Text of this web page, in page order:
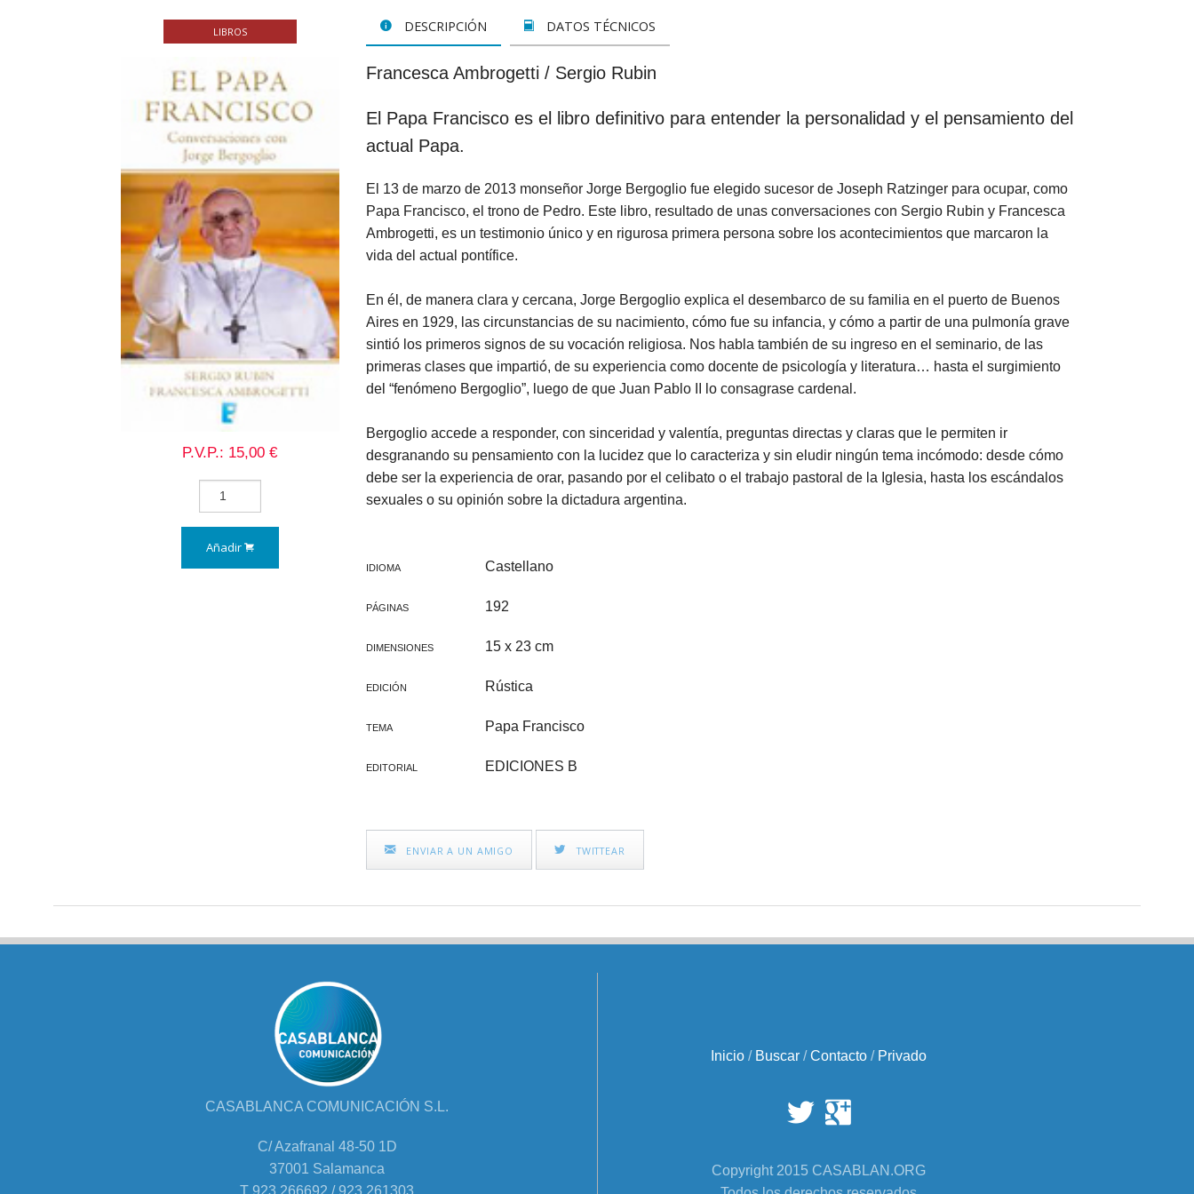
DOCUMENTALES
INFANTIL
JUVENIL
EDUCACIÓN Y FAMILIA
CATEQUESIS
ÁLVARO DEL PORTILLO
VARIOS
INFANTIL Y JUVENIL
ADULTOS
PARA REZAR...
VER TODOS
ESPIRITUALIDAD Y DOCTRINA
EDUCACIÓN Y FAMILIA
INFANTIL
HAGIOGRAFÍA Y BIOGRAFIAS
SAN JOSEMARÍA
CATEQUESIS
VARIOS
ÁLVARO DEL PORTILLO
VOCACIONES
CATEQUESIS COMUNIÓN
NOVELA
AÑO JUBILAR 2025
LEÓN XIV
JUEGOS CATÓLICOS
MISALES
EBOOKS
SUSCRIPCION DIGITAL
LIBROS
P.V.P.: 15,00 €
Añadir
DESCRIPCIÓN DATOS TÉCNICOS
Francesca Ambrogetti / Sergio Rubin
El Papa Francisco es el libro definitivo para entender la personalidad y el pensamiento del
actual Papa.
El 13 de marzo de 2013 monseñor Jorge Bergoglio fue elegido sucesor de Joseph Ratzinger para ocupar, como
Papa Francisco, el trono de Pedro. Este libro, resultado de unas conversaciones con Sergio Rubin y Francesca
Ambrogetti, es un testimonio único y en rigurosa primera persona sobre los acontecimientos que marcaron la
vida del actual pontífice.
En él, de manera clara y cercana, Jorge Bergoglio explica el desembarco de su familia en el puerto de Buenos
Aires en 1929, las circunstancias de su nacimiento, cómo fue su infancia, y cómo a partir de una pulmonía grave
sintió los primeros signos de su vocación religiosa. Nos habla también de su ingreso en el seminario, de las
primeras clases que impartió, de su experiencia como docente de psicología y literatura… hasta el surgimiento
del “fenómeno Bergoglio”, luego de que Juan Pablo II lo consagrase cardenal.
Bergoglio accede a responder, con sinceridad y valentía, preguntas directas y claras que le permiten ir
desgranando su pensamiento con la lucidez que lo caracteriza y sin eludir ningún tema incómodo: desde cómo
debe ser la experiencia de orar, pasando por el celibato o el trabajo pastoral de la Iglesia, hasta los escándalos
sexuales o su opinión sobre la dictadura argentina.
IDIOMA Castellano
PÁGINAS 192
DIMENSIONES 15 x 23 cm
EDICIÓN Rústica
TEMA Papa Francisco
EDITORIAL EDICIONES B
ENVIAR A UN AMIGO TWITTEAR
CASABLANCA COMUNICACIÓN S.L.
C/ Azafranal 48-50 1D
37001 Salamanca
T 923 266692 / 923 261303
Inicio / Buscar /Contacto / Privado
Copyright 2015 CASABLAN.ORG